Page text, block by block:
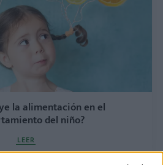
la alimentación en el
del niño?
LEER